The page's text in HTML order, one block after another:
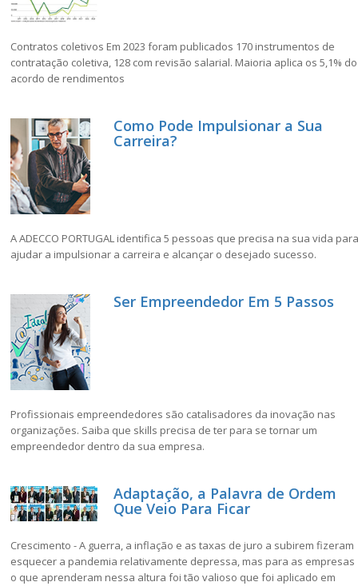
Contratos coletivos Em 2023 foram publicados 170 instrumentos de
contratação coletiva, 128 com revisão salarial. Maioria aplica os 5,1% do
acordo de rendimentos
Como Pode Impulsionar a Sua
Carreira?
A ADECCO PORTUGAL identifica 5 pessoas que precisa na sua vida para
ajudar a impulsionar a carreira e alcançar o desejado sucesso.
Ser Empreendedor Em 5 Passos
Profissionais empreendedores são catalisadores da inovação nas
organizações. Saiba que skills precisa de ter para se tornar um
empreendedor dentro da sua empresa.
Adaptação, a Palavra de Ordem
Que Veio Para Ficar
Crescimento - A guerra, a inflação e as taxas de juro a subirem fizeram
esquecer a pandemia relativamente depressa, mas para as empresas
o que aprenderam nessa altura foi tão valioso que foi aplicado em